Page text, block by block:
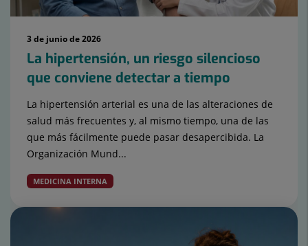
3 de junio de 2026
La hipertensión, un riesgo silencioso
que conviene detectar a tiempo
La hipertensión arterial es una de las alteraciones de
salud más frecuentes y, al mismo tiempo, una de las
que más fácilmente puede pasar desapercibida. La
Organización Mund...
MEDICINA INTERNA